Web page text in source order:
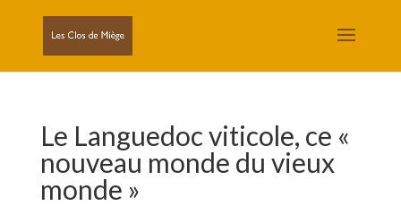
Le Languedoc viticole, ce «
nouveau monde du vieux
monde »